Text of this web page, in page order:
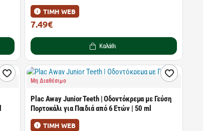
ΤΙΜΗ WEB
7.49€
Καλάθι
Μη Διαθέσιμο
Plac Away Junior Teeth | Οδοντόκρεμα με Γεύση
Πορτοκάλι για Παιδιά από 6 Ετών | 50 ml
ΤΙΜΗ WEB